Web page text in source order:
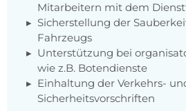
Mitarbeitern mit dem
Sicherstellung der
Fahrzeugs
Unterstützung bei
wie z.B. Botendienste
Einhaltung der Verkehrs-
Sicherheitsvorschriften